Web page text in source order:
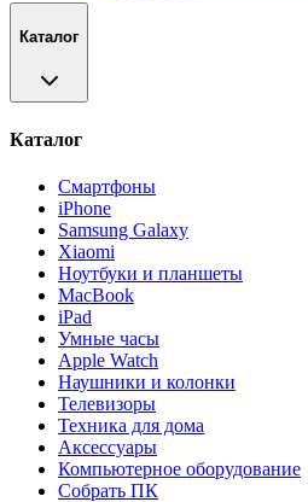
Каталог
Каталог
Смартфоны
iPhone
Samsung Galaxy
Xiaomi
Ноутбуки и планшеты
MacBook
iPad
Умные часы
Apple Watch
Наушники и колонки
Телевизоры
Техника для дома
Аксессуары
Компьютерное оборудование
Собрать ПК